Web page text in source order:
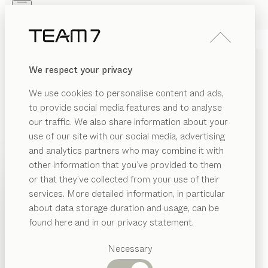
We respect your privacy
We use cookies to personalise content and ads,
to provide social media features and to analyse
our traffic. We also share information about your
use of our site with our social media, advertising
and analytics partners who may combine it with
other information that you’ve provided to them
or that they’ve collected from your use of their
services. More detailed information, in particular
about data storage duration and usage, can be
found here and in our privacy statement.
Necessary
PRODUKTE
INSPIRATION
HÄNDLER
Vorgeschlagene
Kategorien
PRODUKTE
INSPIRATION
ÜBER UNS
MASSIVHOLZ
KLEIDERSCHRANK NACH
MASS
Wie ein Kind wird auch der Bedarf an Stauraum mit
der Zeit größer. Die Kinderkleiderschränke und Regale
aus unserem kids Programm bieten hier genau die
richtigen Möglichkeiten, um das Angebot
entsprechend der Nachfrage jederzeit zu
erweitern. ...mehr lesen